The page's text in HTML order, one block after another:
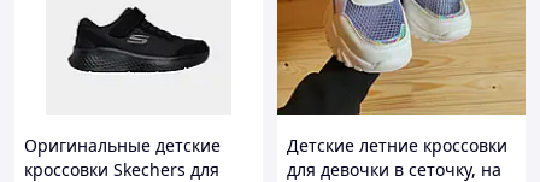
Оригинальные детские
кроссовки Skechers для
Детские летние кроссовки
для девочки в сеточку, на